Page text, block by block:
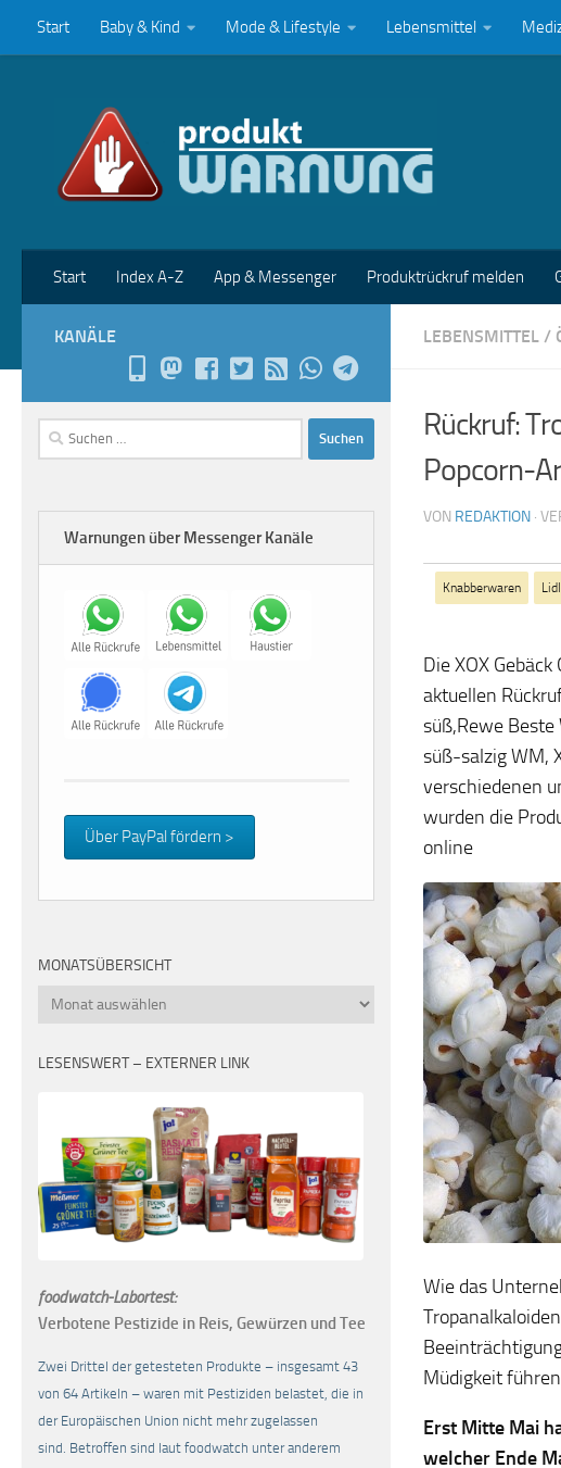
Zum Inhalt springen
Start Baby & Kind Mode & Lifestyle Lebensmittel
Start Index A-Z App & Messenger Produktrückruf melden
LEBENSMITTEL /
Rückruf:
Popcorn-
VON REDAKTION ·
Knabberwaren
Die XOX
aktuellen
süß,Rewe Beste
süß-salzig WM,
verschiedenen
wurden die
online
Wie das
Müdigkeit
Erst Mitte Mai
welcher Ende
KANÄLE
Suchen
nach:
Warnungen über Messenger Kanäle
Über PayPal fördern >
MONATSÜBERSICHT
Monatsübersicht
LESENSWERT – EXTERNER LINK
foodwatch-Labortest:
Verbotene Pestizide in Reis, Gewürzen und Tee
Zwei Drittel der getesteten Produkte – insgesamt 43
von 64 Artikeln – waren mit Pestiziden belastet, die in
der Europäischen Union nicht mehr zugelassen
sind. Betroffen sind laut foodwatch unter anderem